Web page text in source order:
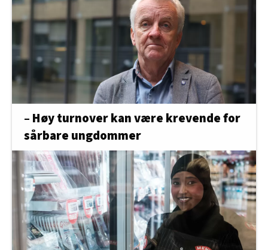
– Høy turnover kan være krevende for
sårbare ungdommer